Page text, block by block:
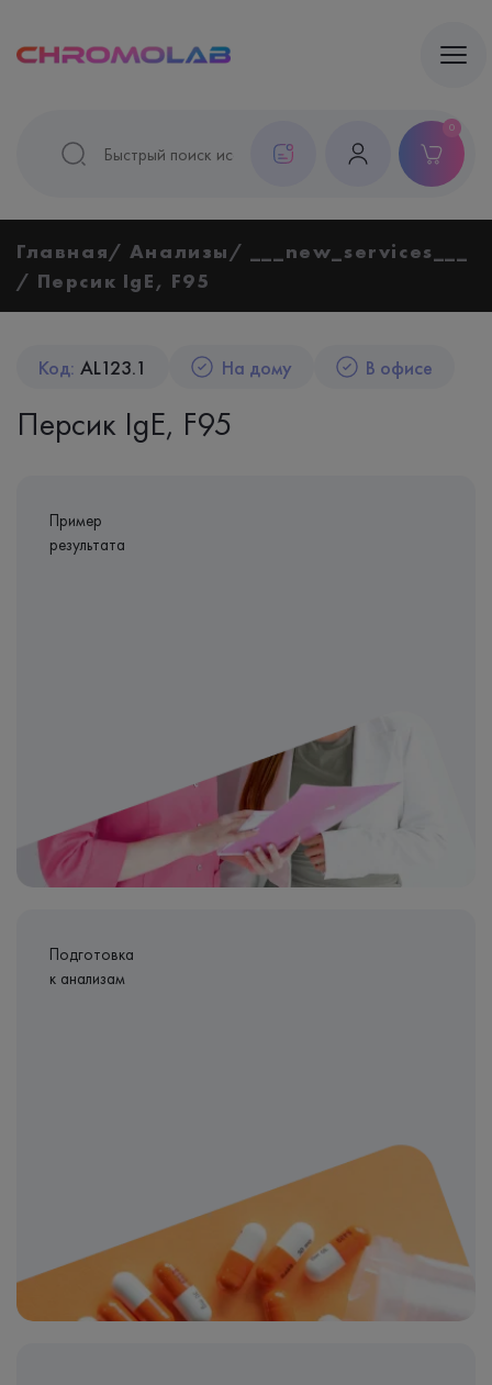
0
Главная Анализы
___new_services___
Персик IgE, F95
Код: AL123.1 На дому В офисе
Персик IgE, F95
Пример
результата
Подготовка
к анализам